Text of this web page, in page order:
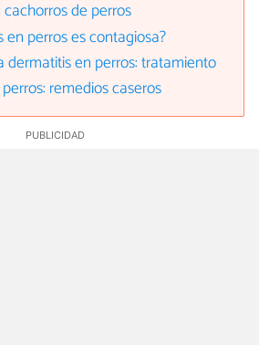
de perros
en perros es contagiosa?
dermatitis en perros: tratamiento
remedios caseros